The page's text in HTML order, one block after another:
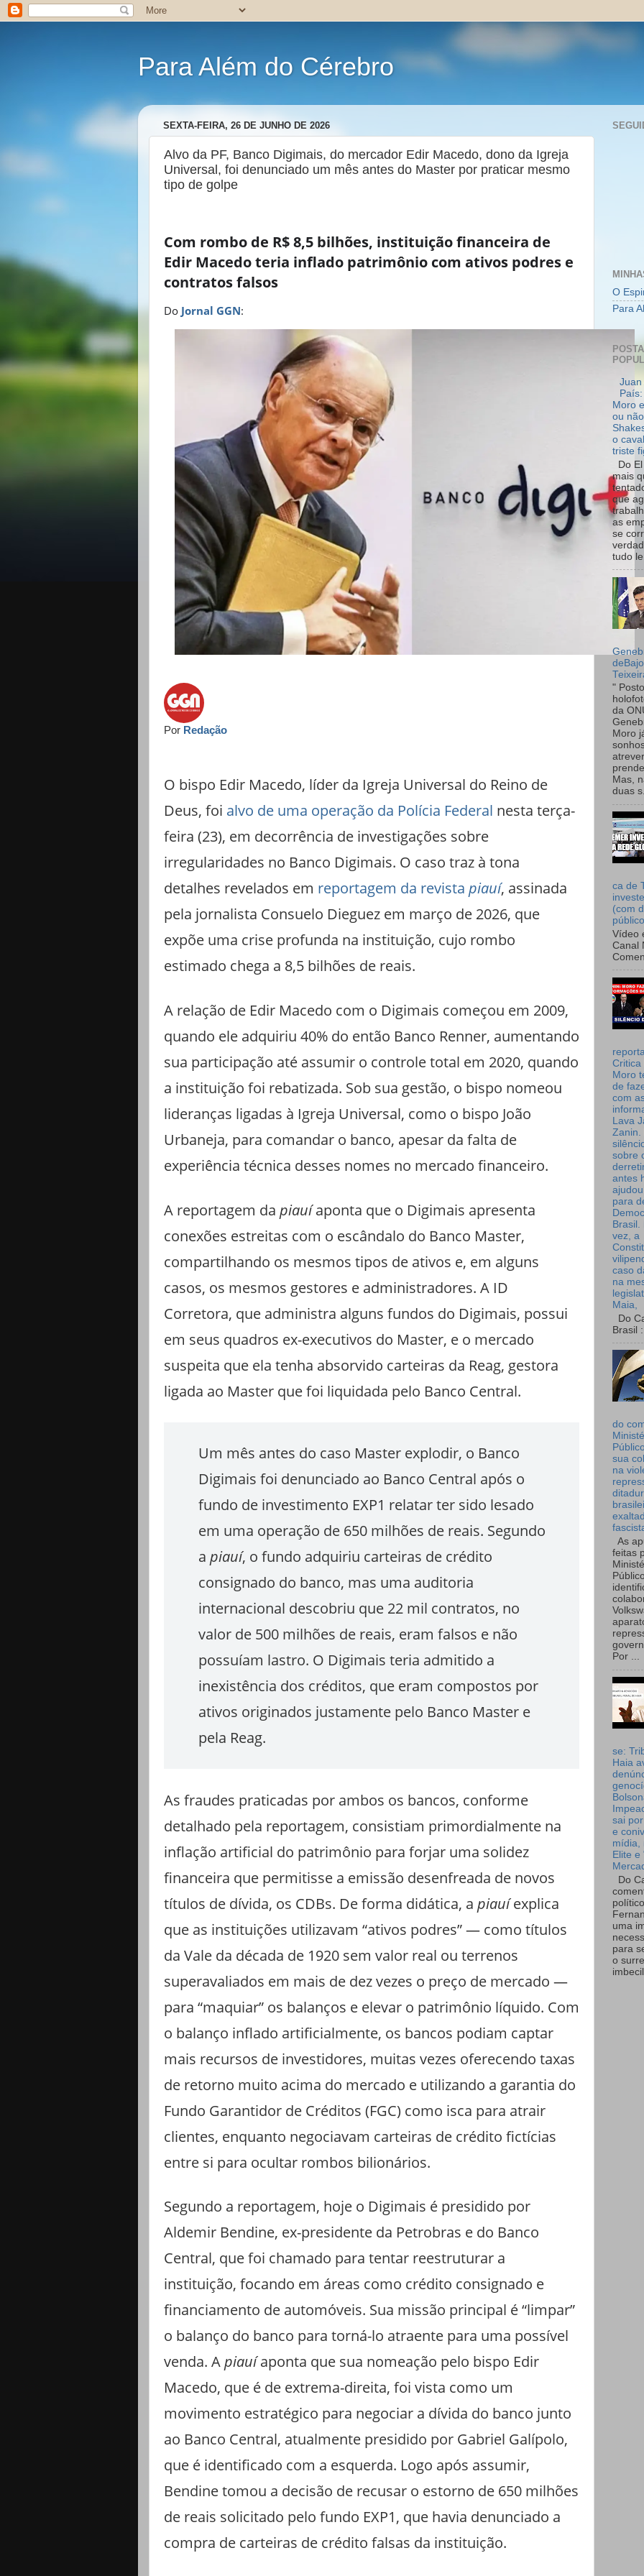
Para Além do Cérebro
SEXTA-FEIRA, 26 DE JUNHO DE 2026
Alvo da PF, Banco Digimais, do mercador Edir Macedo, dono da Igreja
Universal, foi denunciado um mês antes do Master por praticar mesmo
tipo de golpe
Com rombo de R$ 8,5 bilhões, instituição financeira de
Edir Macedo teria inflado patrimônio com ativos podres e
contratos falsos
Do Jornal GGN:
Por Redação
O bispo Edir Macedo, líder da Igreja Universal do Reino de
Deus, foi alvo de uma operação da Polícia Federal nesta terça-
feira (23), em decorrência de investigações sobre
irregularidades no Banco Digimais. O caso traz à tona
detalhes revelados em reportagem da revista piauí, assinada
pela jornalista Consuelo Dieguez em março de 2026, que
expõe uma crise profunda na instituição, cujo rombo
estimado chega a 8,5 bilhões de reais.
A relação de Edir Macedo com o Digimais começou em 2009,
quando ele adquiriu 40% do então Banco Renner, aumentando
sua participação até assumir o controle total em 2020, quando
a instituição foi rebatizada. Sob sua gestão, o bispo nomeou
lideranças ligadas à Igreja Universal, como o bispo João
Urbaneja, para comandar o banco, apesar da falta de
experiência técnica desses nomes no mercado financeiro.
A reportagem da piauíaponta que o Digimais apresenta
conexões estreitas com o escândalo do Banco Master,
compartilhando os mesmos tipos de ativos e, em alguns
casos, os mesmos gestores e administradores. A ID
Corretora, que administra alguns fundos do Digimais, possui
em seus quadros ex-executivos do Master, e o mercado
suspeita que ela tenha absorvido carteiras da Reag, gestora
ligada ao Master que foi liquidada pelo Banco Central.
Um mês antes do caso Master explodir, o Banco
Digimais foi denunciado ao Banco Central após o
fundo de investimento EXP1 relatar ter sido lesado
em uma operação de 650 milhões de reais. Segundo
a piauí, o fundo adquiriu carteiras de crédito
consignado do banco, mas uma auditoria
internacional descobriu que 22 mil contratos, no
valor de 500 milhões de reais, eram falsos e não
possuíam lastro. O Digimais teria admitido a
inexistência dos créditos, que eram compostos por
ativos originados justamente pelo Banco Master e
pela Reag.
As fraudes praticadas por ambos os bancos, conforme
detalhado pela reportagem, consistiam primordialmente na
inflação artificial do patrimônio para forjar uma solidez
financeira que permitisse a emissão desenfreada de novos
títulos de dívida, os CDBs. De forma didática, a piauíexplica
que as instituições utilizavam “ativos podres” — como títulos
da Vale da década de 1920 sem valor real ou terrenos
superavaliados em mais de dez vezes o preço de mercado —
para “maquiar” os balanços e elevar o patrimônio líquido. Com
o balanço inflado artificialmente, os bancos podiam captar
mais recursos de investidores, muitas vezes oferecendo taxas
de retorno muito acima do mercado e utilizando a garantia do
Fundo Garantidor de Créditos (FGC) como isca para atrair
clientes, enquanto negociavam carteiras de crédito fictícias
entre si para ocultar rombos bilionários.
Segundo a reportagem, hoje o Digimais é presidido por
Aldemir Bendine, ex-presidente da Petrobras e do Banco
Central, que foi chamado para tentar reestruturar a
instituição, focando em áreas como crédito consignado e
financiamento de automóveis. Sua missão principal é “limpar”
o balanço do banco para torná-lo atraente para uma possível
venda. Apiauíaponta que sua nomeação pelo bispo Edir
Macedo, que é de extrema-direita, foi vista como um
movimento estratégico para negociar a dívida do banco junto
ao Banco Central, atualmente presidido por Gabriel Galípolo,
que é identificado com a esquerda. Logo após assumir,
Bendine tomou a decisão de recusar o estorno de 650 milhões
de reais solicitado pelo fundo EXP1, que havia denunciado a
compra de carteiras de crédito falsas da instituição.
O
Para
Juan
Moro
ou
o
triste
Do
mais
que
as
se
tudo
"
da
Moro
Mas,
duas
ca de
(com
Vídeo
Canal
Critica
Moro
de
com
Lava
Zanin.
sobre
antes
para
Brasil.
vez, a
caso
na
Maia,
Do
Brasil :
do
sua
na
As
feitas
Por ...
se:
Haia
sai
e
mídia,
Elite e
Do
uma
para
o